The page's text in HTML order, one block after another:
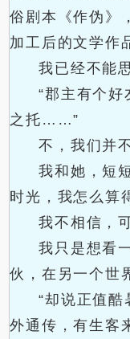
俗剧本《作伪》
加工后的文学
我已经不能
“郡主有个
之托……”
不，我们并
我和她，短
时光，我怎么算
我不相信，
我只是想看
伙，在另一个世
“却说正值
外通传，有生客